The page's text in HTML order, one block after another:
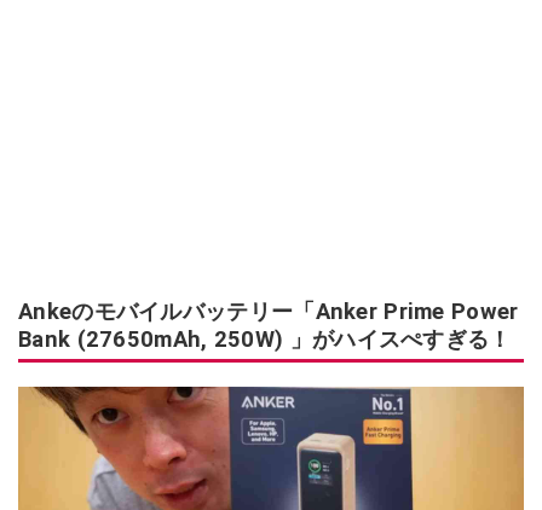
Ankeのモバイルバッテリー「Anker Prime Power
Bank (27650mAh, 250W) 」がハイスぺすぎる！